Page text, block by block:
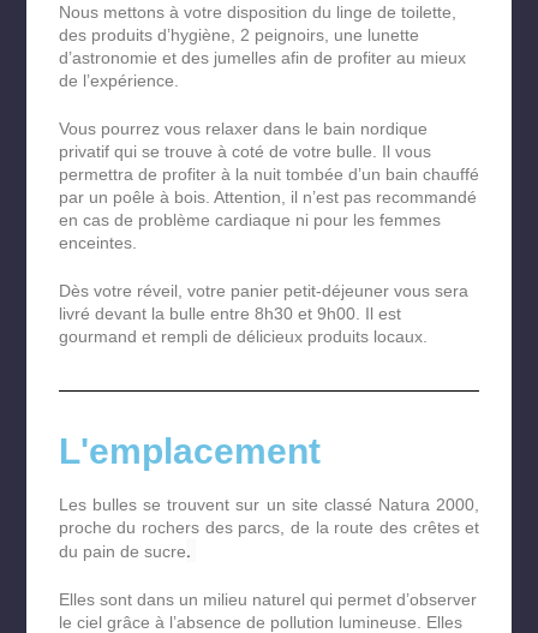
Nous mettons à votre disposition du linge de toilette,
des produits d’hygiène, 2 peignoirs, une lunette
d’astronomie et des jumelles afin de profiter au mieux
de l’expérience.
Vous pourrez vous relaxer dans le bain nordique
privatif qui se trouve à coté de votre bulle. Il vous
permettra de profiter à la nuit tombée d’un bain chauffé
par un poêle à bois. Attention, il n’est pas recommandé
en cas de problème cardiaque ni pour les femmes
enceintes.
Dès votre réveil, votre panier petit-déjeuner vous sera
livré devant la bulle entre 8h30 et 9h00. Il est
gourmand et rempli de délicieux produits locaux.
L'emplacement
Les bulles se trouvent sur un site classé Natura 2000,
proche du rochers des parcs, de la route des crêtes et
du pain de sucre.
Elles sont dans un milieu naturel qui permet d’observer
le ciel grâce à l’absence de pollution lumineuse. Elles